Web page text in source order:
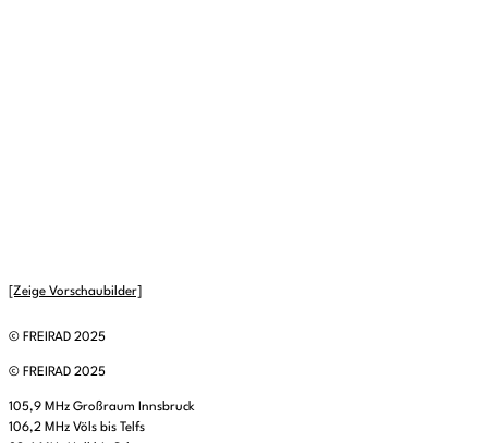
[Zeige Vorschaubilder]
© FREIRAD 2025
© FREIRAD 2025
105,9 MHz Großraum Innsbruck
106,2 MHz Völs bis Telfs